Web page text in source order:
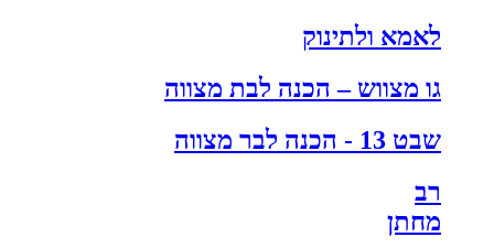
לאמא ולתינוק
גו מצווש – הכנה לבת מצווה
שבט 13 - הכנה לבר מצווה
רב
מחתן